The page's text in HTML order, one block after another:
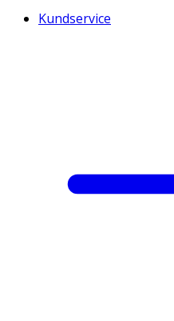
Kundservice